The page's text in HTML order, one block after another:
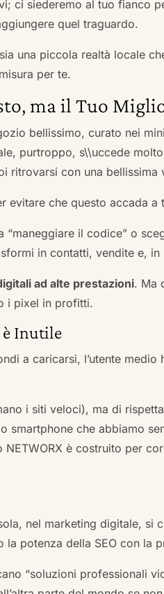
ci siederemo al tuo fianco
quel traguardo.
una piccola realtà locale
per te.
ma il Tuo
bellissimo, curato nei
purtroppo, s\\uccede
ritrovarsi con una bellissima
evitare che questo accada a
il codice” o
in contatti, vendite e,
ad alte prestazioni. Ma
i pixel in profitti.
è Inutile
a caricarsi, l’utente medio
i siti veloci), ma di
che abbiamo
è costruito per
nel marketing digitale, si
la potenza della SEO con la
“soluzioni professionali